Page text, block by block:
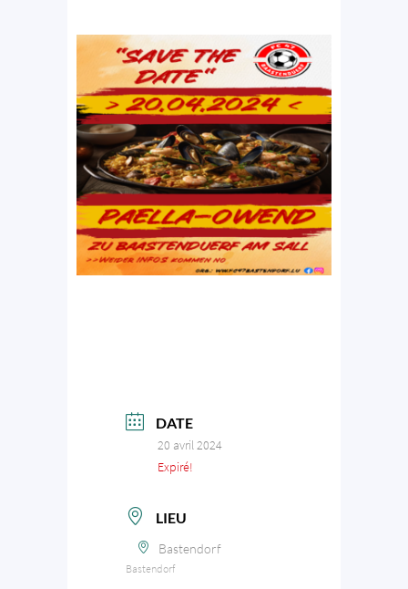
DATE
20 avril 2024
Expiré!
LIEU
Bastendorf
Bastendorf